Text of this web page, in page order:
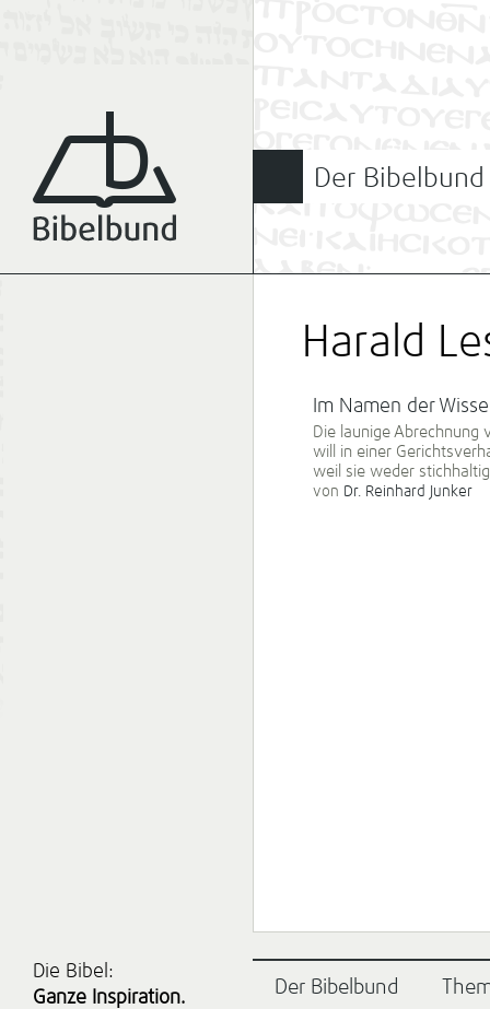
Der Bibelbund
Harald
Im Namen der
Die launige Abrechnung
will in einer
weil sie weder
von Dr. Reinhard Junker
Die Bibel:
Ganze Inspiration.
Der Bibelbund